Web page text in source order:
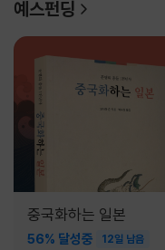
예스펀딩
중국화하는 일본
56% 달성중 12일 남음